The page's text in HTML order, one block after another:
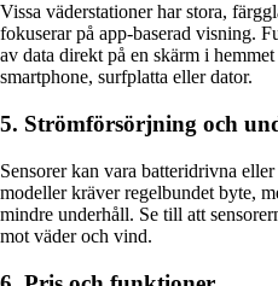
Vissa väderstationer har stora,
fokuserar på app-baserad visning.
av data direkt på en skärm i
smartphone, surfplatta eller dator.
5. Strömförsörjning och
Sensorer kan vara batteridrivna
modeller kräver regelbundet byte,
mindre underhåll. Se till att
mot väder och vind.